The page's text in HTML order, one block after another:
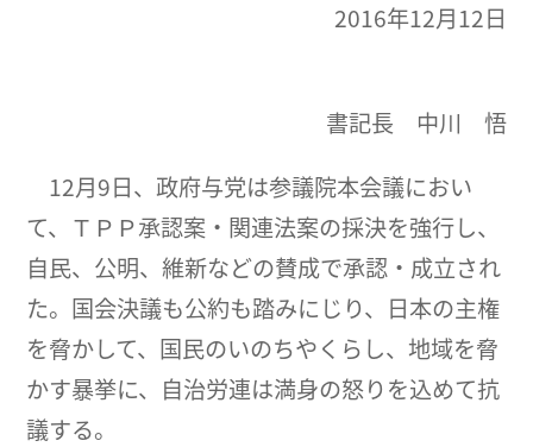
2016年12月12日
書記長 中川 悟
12月9日、政府与党は参議院本会議におい
て、ＴＰＰ承認案・関連法案の採決を強行し、
自民、公明、維新などの賛成で承認・成立され
た。国会決議も公約も踏みにじり、日本の主権
を脅かして、国民のいのちやくらし、地域を脅
かす暴挙に、自治労連は満身の怒りを込めて抗
議する。